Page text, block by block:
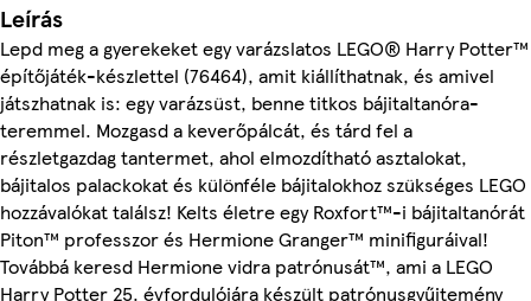
Leírás
Lepd meg a gyerekeket egy varázslatos LEGO® Harry Potter™
építőjáték-készlettel (76464), amit kiállíthatnak, és amivel
játszhatnak is: egy varázsüst, benne titkos bájitaltanóra-
teremmel. Mozgasd a keverőpálcát, és tárd fel a
részletgazdag tantermet, ahol elmozdítható asztalokat,
bájitalos palackokat és különféle bájitalokhoz szükséges LEGO
hozzávalókat találsz! Kelts életre egy Roxfort™-i bájitaltanórát
Piton™ professzor és Hermione Granger™ minifiguráival!
Továbbá keresd Hermione vidra patrónusát™, ami a LEGO
Harry Potter 25. évfordulójára készült patrónusgyűjtemény